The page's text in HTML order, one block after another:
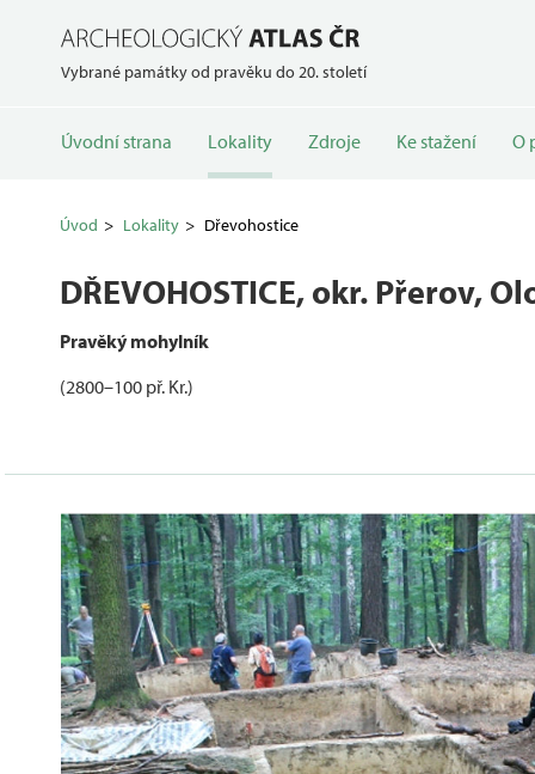
Vybrané památky od pravěku do 20. století
Úvodní strana Lokality Zdroje Ke stažení O
Úvod Lokality Dřevohostice
DŘEVOHOSTICE, okr. Přerov,
Pravěký mohylník
(2800–100 př. Kr.)